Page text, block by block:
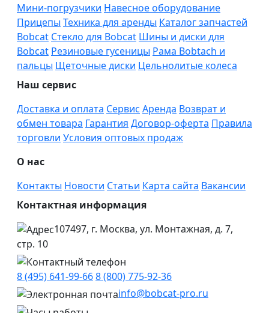
Мини-погрузчики Навесное оборудование
Прицепы Техника для аренды Каталог запчастей
Bobcat Стекло для Bobcat Шины и диски для
Bobcat Резиновые гусеницы Рама Bobtach и
пальцы Щеточные диски Цельнолитые колеса
Наш сервис
Доставка и оплата Сервис Аренда Возврат и
обмен товара Гарантия Договор-оферта Правила
торговли Условия оптовых продаж
О нас
Контакты Новости Статьи Карта сайта Вакансии
Контактная информация
107497, г. Москва, ул. Монтажная, д. 7,
стр. 10
8 (495) 641-99-668 (800) 775-92-36
info@bobcat-pro.ru